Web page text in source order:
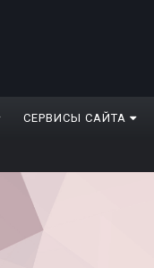
СЕРВИСЫ САЙТА